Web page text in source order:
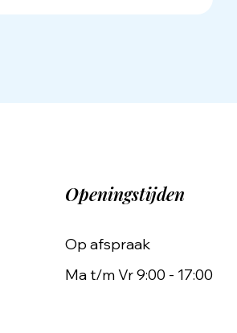
Openingstijden
Op afspraak
Ma t/m Vr 9:00 - 17:00